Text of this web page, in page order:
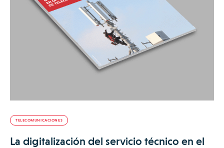
TELECOMUNICACIONES
La digitalización del servicio técnico en el